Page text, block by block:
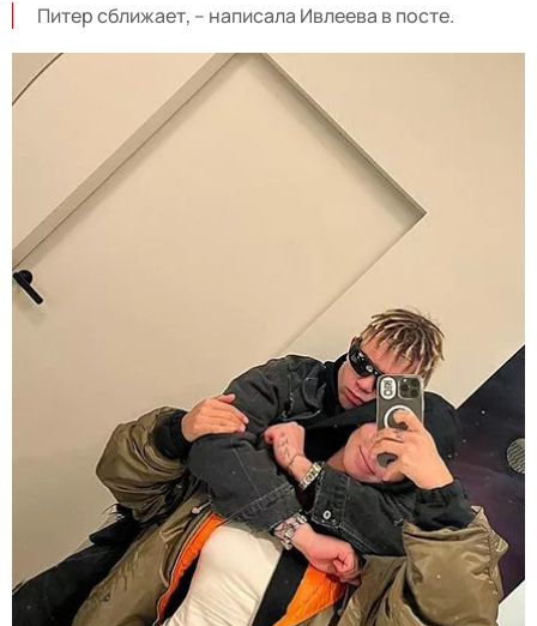
Питер сближает, – написала Ивлеева в посте.